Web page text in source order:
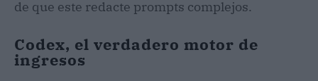
de que este redacte prompts complejos.
Codex, el verdadero motor de
ingresos